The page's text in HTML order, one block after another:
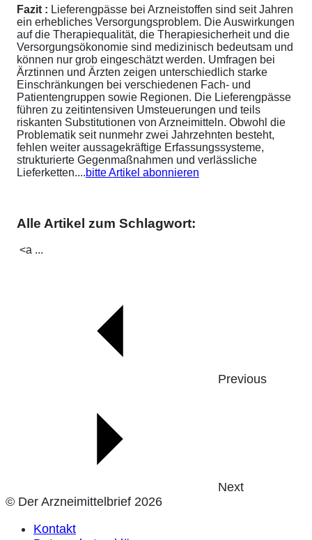
Fazit : Lieferengpässe bei Arzneistoffen sind seit Jahren
ein erhebliches Versorgungsproblem. Die Auswirkungen
auf die Therapiequalität, die Therapiesicherheit und die
Versorgungsökonomie sind medizinisch bedeutsam und
können nur grob eingeschätzt werden. Umfragen bei
Ärztinnen und Ärzten zeigen unterschiedlich starke
Einschränkungen bei verschiedenen Fach- und
Patientengruppen sowie Regionen. Die Lieferengpässe
führen zu zeitintensiven Umsteuerungen und teils
riskanten Substitutionen von Arzneimitteln. Obwohl die
Problematik seit nunmehr zwei Jahrzehnten besteht,
fehlen weiter aussagekräftige Erfassungssysteme,
strukturierte Gegenmaßnahmen und verlässliche
Lieferketten....bitte Artikel abonnieren
Alle Artikel zum Schlagwort:
<a ...
Previous
Next
© Der Arzneimittelbrief 2026
Kontakt